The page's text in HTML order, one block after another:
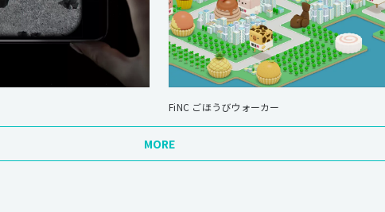
FiNC ごほうびウォーカー
MORE